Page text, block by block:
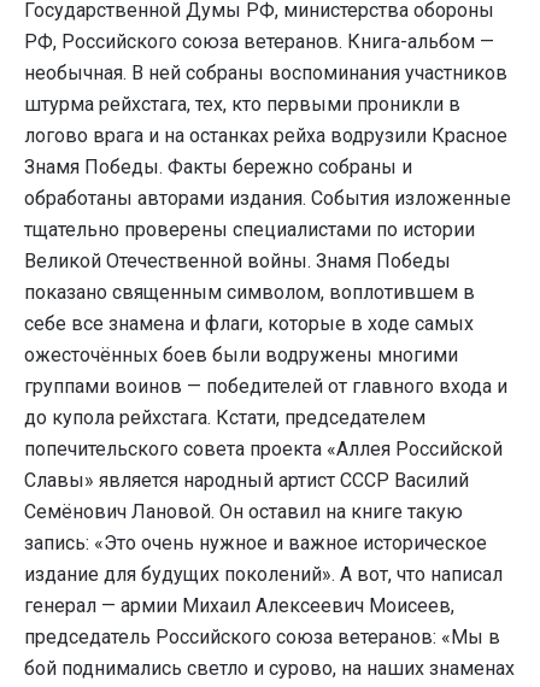
Государственной Думы РФ, министерства обороны
РФ, Российского союза ветеранов. Книга-альбом —
необычная. В ней собраны воспоминания участников
штурма рейхстага, тех, кто первыми проникли в
логово врага и на останках рейха водрузили Красное
Знамя Победы. Факты бережно собраны и
обработаны авторами издания. События изложенные
тщательно проверены специалистами по истории
Великой Отечественной войны. Знамя Победы
показано священным символом, воплотившем в
себе все знамена и флаги, которые в ходе самых
ожесточённых боев были водружены многими
группами воинов — победителей от главного входа и
до купола рейхстага. Кстати, председателем
попечительского совета проекта «Аллея Российской
Славы» является народный артист СССР Василий
Семёнович Лановой. Он оставил на книге такую
запись: «Это очень нужное и важное историческое
издание для будущих поколений». А вот, что написал
генерал — армии Михаил Алексеевич Моисеев,
председатель Российского союза ветеранов: «Мы в
бой поднимались светло и сурово, на наших знаменах